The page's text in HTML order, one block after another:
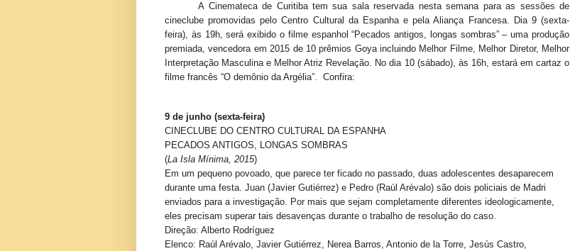
A Cinemateca de Curitiba tem sua sala reservada nesta semana para as sessões de
cineclube promovidas pelo Centro Cultural da Espanha e pela Aliança Francesa. Dia 9 (sexta-
feira), às 19h, será exibido o filme espanhol “Pecados antigos, longas sombras” – uma produção
premiada, vencedora em 2015 de 10 prêmios Goya incluindo Melhor Filme, Melhor Diretor, Melhor
Interpretação Masculina e Melhor Atriz Revelação. No dia 10 (sábado), às 16h, estará em cartaz o
filme francês “O demônio da Argélia”. Confira:
9 de junho (sexta-feira)
CINECLUBE DO CENTRO CULTURAL DA ESPANHA
PECADOS ANTIGOS, LONGAS SOMBRAS
(La Isla Mínima, 2015)
Em um pequeno povoado, que parece ter ficado no passado, duas adolescentes desaparecem
durante uma festa. Juan (Javier Gutiérrez) e Pedro (Raúl Arévalo) são dois policiais de Madri
enviados para a investigação. Por mais que sejam completamente diferentes ideologicamente,
eles precisam superar tais desavenças durante o trabalho de resolução do caso.
Direção: Alberto Rodríguez
Elenco: Raúl Arévalo, Javier Gutiérrez, Nerea Barros, Antonio de la Torre, Jesús Castro,